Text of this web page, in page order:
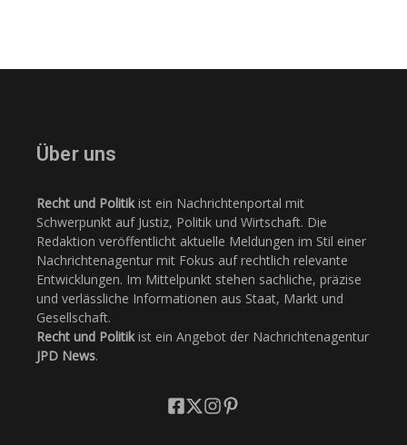
Über uns
Recht und Politikist ein Nachrichtenportal mit
Schwerpunkt auf Justiz, Politik und Wirtschaft. Die
Redaktion veröffentlicht aktuelle Meldungen im Stil einer
Nachrichtenagentur mit Fokus auf rechtlich relevante
Entwicklungen. Im Mittelpunkt stehen sachliche, präzise
und verlässliche Informationen aus Staat, Markt und
Gesellschaft.
Recht und Politikist ein Angebot der Nachrichtenagentur
JPD News.